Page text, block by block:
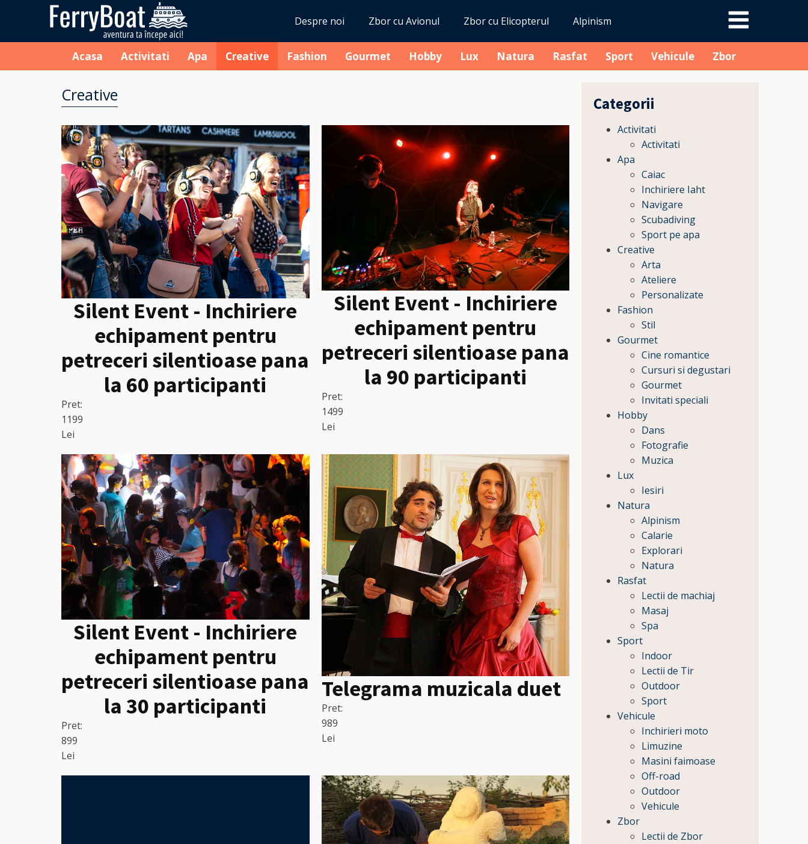
Despre noi Zbor cu Avionul Zbor cu Elicopterul Alpinism
Acasa Activitati Apa Creative Fashion Gourmet Hobby Lux Natura Rasfat Sport Vehicule Zbor
Creative
Silent Event - Inchiriere
echipament pentru
petreceri silentioase pana
la 60 participanti
Pret:
1199
Lei
Silent Event - Inchiriere
echipament pentru
petreceri silentioase pana
la 90 participanti
Pret:
1499
Lei
Silent Event - Inchiriere
echipament pentru
petreceri silentioase pana
la 30 participanti
Pret:
899
Lei
Telegrama muzicala duet
Pret:
989
Lei
Categorii
Activitati
Activitati
Apa
Caiac
Inchiriere Iaht
Navigare
Scubadiving
Sport pe apa
Creative
Arta
Ateliere
Personalizate
Fashion
Stil
Gourmet
Cine romantice
Cursuri si degustari
Gourmet
Invitati speciali
Hobby
Dans
Fotografie
Muzica
Lux
Iesiri
Natura
Alpinism
Calarie
Explorari
Natura
Rasfat
Lectii de machiaj
Masaj
Spa
Sport
Indoor
Lectii de Tir
Outdoor
Sport
Vehicule
Inchirieri moto
Limuzine
Masini faimoase
Off-road
Outdoor
Vehicule
Zbor
Lectii de Zbor